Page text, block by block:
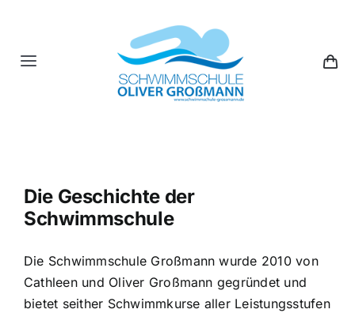
content
Toggle
Navigation
Gutscheine
Crash-Kurse
Die Geschichte der
Schwimmschule
Die Schwimmschule Großmann wurde 2010 von
Cathleen und Oliver Großmann gegründet und
bietet seither Schwimmkurse aller Leistungsstufen